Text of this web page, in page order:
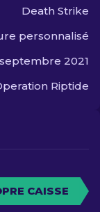
Death Strike
personnalisé
septembre 2021
Riptide
CAISSE